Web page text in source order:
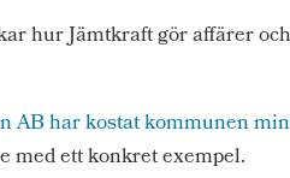
hur Jämtkraft gör affärer
AB har kostat kommunen
med ett konkret exempel.